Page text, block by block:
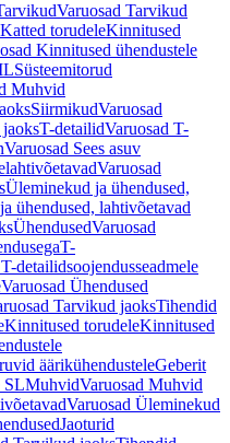
Varuosad Tarvikud
Katted torudeleKinnitused
Kinnitused ühendustele
Süsteemitorud
Muhvid
SiirmikudVaruosad
T-detailidVaruosad T-
Varuosad Sees asuv
Varuosad
Üleminekud ja ühendused,
ühendused, lahtivõetavad
ÜhendusedVaruosad
T-
detailidsoojendusseadmele
Varuosad Ühendused
Tarvikud jaoksTihendid
Kinnitused torudeleKinnitused
äärikühendusteleGeberit
SLMuhvidVaruosad Muhvid
Varuosad Üleminekud
Jaoturid